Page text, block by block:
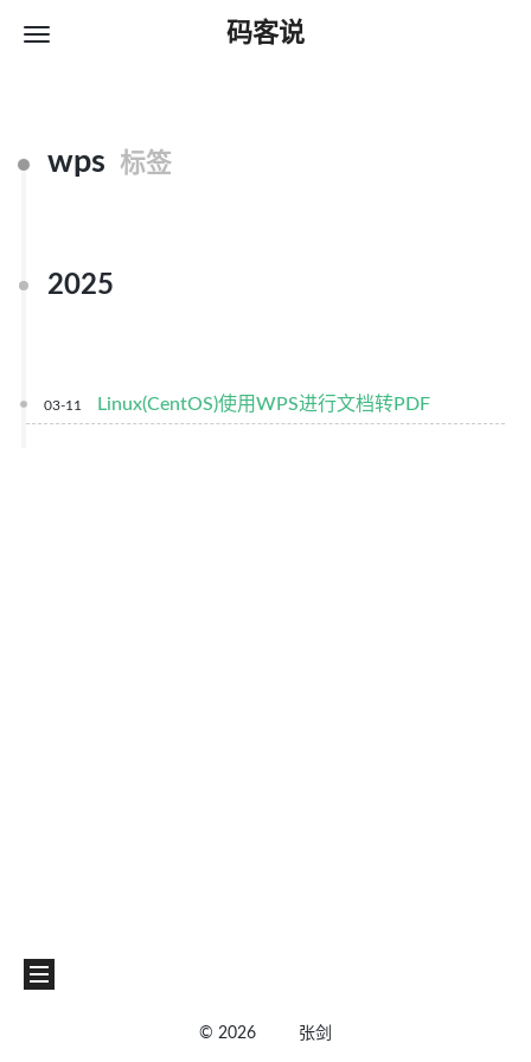
码客说
wps 标签
2025
03-11 Linux(CentOS)使用WPS进行文档转PDF
©2026 张剑